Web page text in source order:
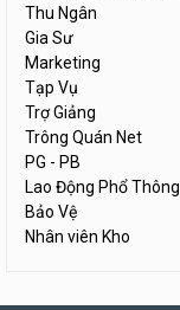
Thu Ngân
Gia Sư
Marketing
Tạp Vụ
Trợ Giảng
Trông Quán Net
PG - PB
Lao Động Phổ Thông
Bảo Vệ
Nhân viên Kho